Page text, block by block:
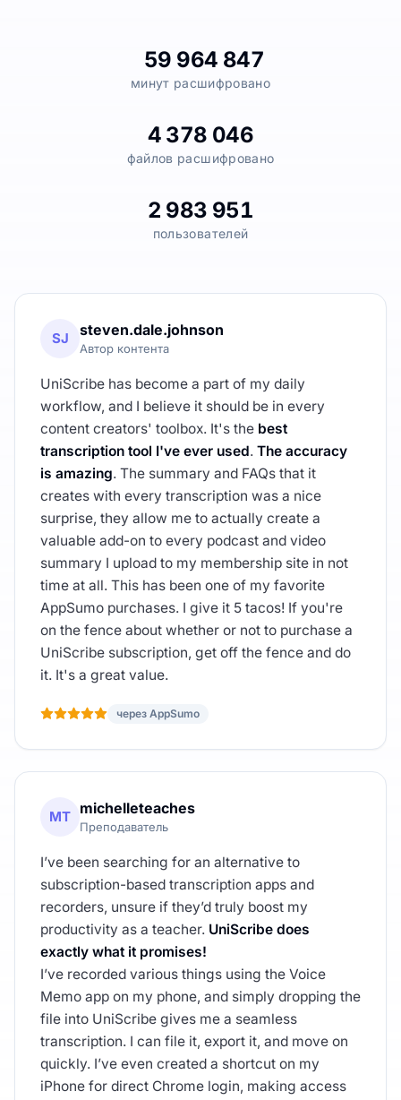
59 964 847
минут расшифровано
4 378 046
файлов расшифровано
2 983 951
пользователей
SJ steven.dale.johnson
Автор контента
UniScribe has become a part of my daily
workflow, and I believe it should be in every
content creators' toolbox. It's the best
transcription tool I've ever used. The accuracy
is amazing. The summary and FAQs that it
creates with every transcription was a nice
surprise, they allow me to actually create a
valuable add-on to every podcast and video
summary I upload to my membership site in not
time at all. This has been one of my favorite
AppSumo purchases. I give it 5 tacos! If you're
on the fence about whether or not to purchase a
UniScribe subscription, get off the fence and do
it. It's a great value.
через AppSumo
MT michelleteaches
Преподаватель
I’ve been searching for an alternative to
subscription-based transcription apps and
recorders, unsure if they’d truly boost my
productivity as a teacher. UniScribe does
exactly what it promises!
I’ve recorded various things using the Voice
Memo app on my phone, and simply dropping the
file into UniScribe gives me a seamless
transcription. I can file it, export it, and move on
quickly. I’ve even created a shortcut on my
iPhone for direct Chrome login, making access